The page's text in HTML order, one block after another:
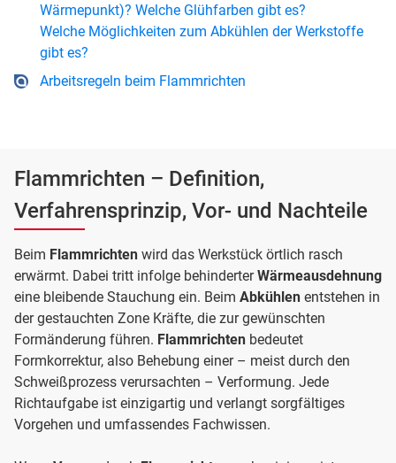
Wärmepunkt)? Welche Glühfarben gibt es?
Welche Möglichkeiten zum Abkühlen der Werkstoffe
gibt es?
Arbeitsregeln beim Flammrichten
Flammrichten – Definition,
Verfahrensprinzip, Vor- und Nachteile
Beim Flammrichten wird das Werkstück örtlich rasch
erwärmt. Dabei tritt infolge behinderterWärmeausdehnung
eine bleibende Stauchung ein. Beim Abkühlen entstehen in
der gestauchten Zone Kräfte, die zur gewünschten
Formänderung führen. Flammrichten bedeutet
Formkorrektur, also Behebung einer – meist durch den
Schweißprozess verursachten – Verformung. Jede
Richtaufgabe ist einzigartig und verlangt sorgfältiges
Vorgehen und umfassendes Fachwissen.